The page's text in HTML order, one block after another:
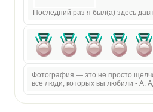
Последний раз я был(а) здесь
Фотография — это не просто
все люди, которых вы любили - А.